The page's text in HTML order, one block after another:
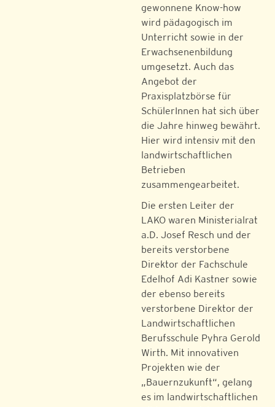
gewonnene Know-how
wird pädagogisch im
Unterricht sowie in der
Erwachsenenbildung
umgesetzt. Auch das
Angebot der
Praxisplatzbörse für
SchülerInnen hat sich über
die Jahre hinweg bewährt.
Hier wird intensiv mit den
landwirtschaftlichen
Betrieben
zusammengearbeitet.
Die ersten Leiter der
LAKO waren Ministerialrat
a.D. Josef Resch und der
bereits verstorbene
Direktor der Fachschule
Edelhof Adi Kastner sowie
der ebenso bereits
verstorbene Direktor der
Landwirtschaftlichen
Berufsschule Pyhra Gerold
Wirth. Mit innovativen
Projekten wie der
„Bauernzukunft“, gelang
es im landwirtschaftlichen